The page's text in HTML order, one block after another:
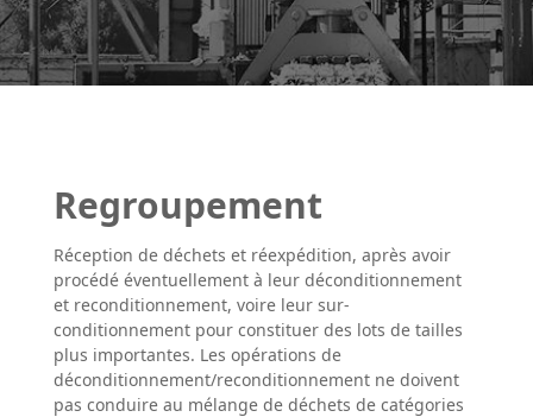
Regroupement
Réception de déchets et réexpédition, après avoir
procédé éventuellement à leur déconditionnement
et reconditionnement, voire leur sur-
conditionnement pour constituer des lots de tailles
plus importantes. Les opérations de
déconditionnement/reconditionnement ne doivent
pas conduire au mélange de déchets de catégories